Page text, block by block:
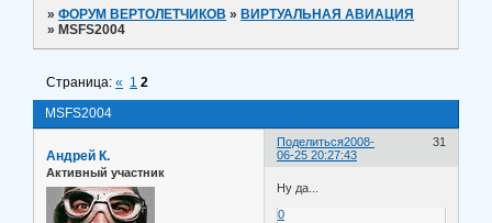
»ФОРУМ ВЕРТОЛЕТЧИКОВ » ВИРТУАЛЬНАЯ АВИАЦИЯ
» MSFS2004
MSFS2004
Страница:« 1 2
Поделиться 31
2008-
06-25 20:27:43
Андрей К.
Активный участник
Ну да...
0